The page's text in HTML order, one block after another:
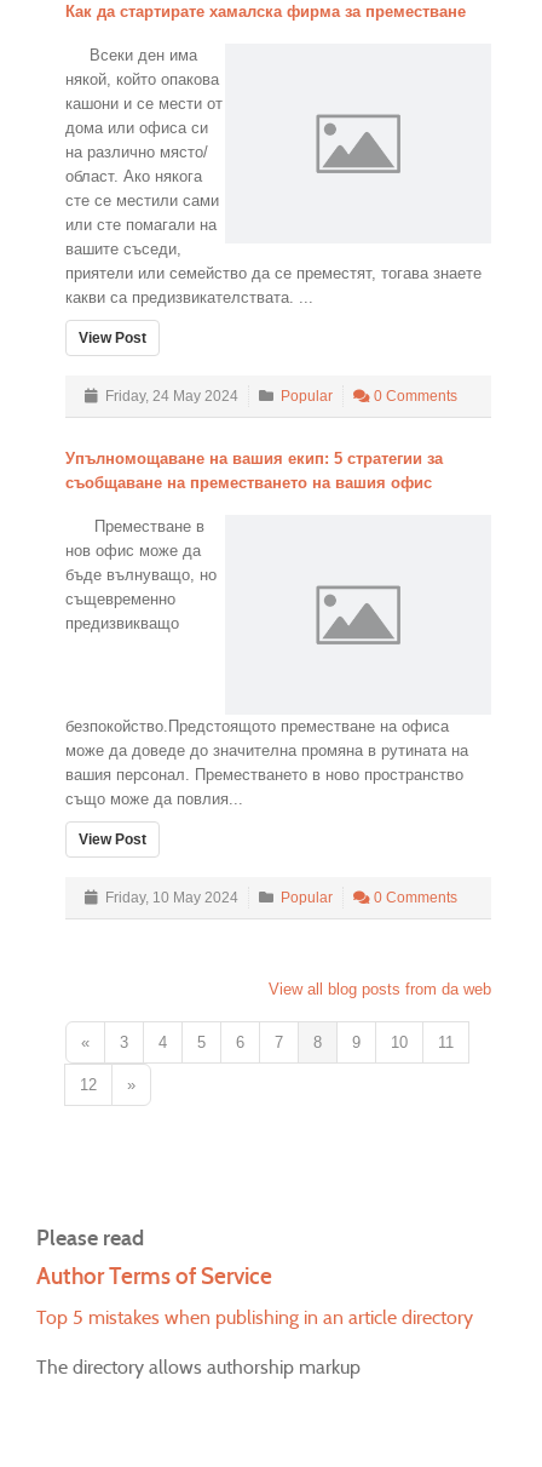
Как да стартирате хамалска фирма за преместване
Всеки ден има
някой, който опакова
кашони и се мести от
дома или офиса си
на различно място/
област. Ако някога
сте се местили сами
или сте помагали на
вашите съседи,
приятели или семейство да се преместят, тогава знаете
какви са предизвикателствата. ...
View Post
Friday, 24 May 2024 Popular 0 Comments
Упълномощаване на вашия екип: 5 стратегии за
съобщаване на преместването на вашия офис
Преместване в
нов офис може да
бъде вълнуващо, но
същевременно
предизвикващо
безпокойство.Предстоящото преместване на офиса
може да доведе до значителна промяна в рутината на
вашия персонал. Преместването в ново пространство
също може да повлия...
View Post
Friday, 10 May 2024 Popular 0 Comments
View all blog posts from da web
« 3 4 5 6 7 8 9 10 11
12 »
Please read
Author Terms of Service
Top 5 mistakes when publishing in an article directory
The directory allows authorship markup